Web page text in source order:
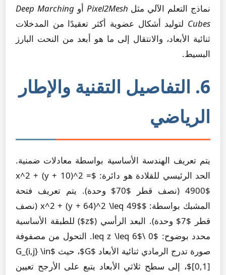
نماذج التعلم الآلي مثل Pixel2Mesh أوDeep Marching
Cubes لتوليد أشكال عضوية أكثر تعقيدًا من المدخلات
ثنائية الأبعاد، والانتقال إلى ما هو أبعد من النحت البارز
البسيط.
6. التفاصيل التقنية والإطار
الرياضي
يتم تعريف الهندسة الأساسية بواسطة معادلات ضمنية.
الحد الرئيسي للقلادة هو دائرة: $x^2 + (y + 10)^2 =
4900$ (نصف قطر $70$ وحدة). يتم تعريف فتحة
المشبك بواسطة: $x^2 + (y + 64)^2 \leq 49$ (نصف
قطر $7$ وحدة). البعد الرأسي ($z$) للطبقة الأساسية
محدد بوضوح: $0 \leq z \leq 6$. التحول من مصفوفة
صورة تدرج الرمادي ثنائية الأبعاد $G$، حيث $G_{i,j} \in
[0,1]$، إلى سطح ثلاثي الأبعاد يتبع على الأرجح تعيين